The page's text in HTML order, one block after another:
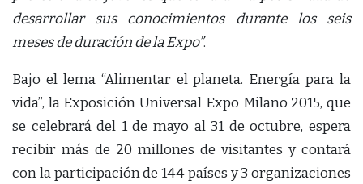
desarrollar sus conocimientos durante los seis
meses de duración de la Expo”.
Bajo el lema “Alimentar el planeta. Energía para la
vida”, la Exposición Universal Expo Milano 2015, que
se celebrará del 1 de mayo al 31 de octubre, espera
recibir más de 20 millones de visitantes y contará
con la participación de 144 países y 3 organizaciones